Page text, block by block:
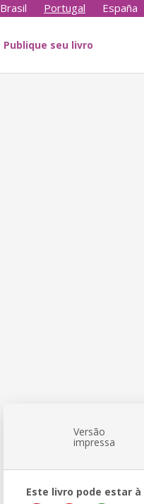
Brasil Portugal España
Publique seu livro
Versão
impressa
Este livro pode estar à